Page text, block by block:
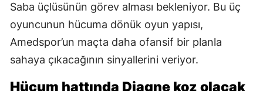
Saba üçlüsünün görev alması bekleniyor. Bu üç
oyuncunun hücuma dönük oyun yapısı,
Amedspor’un maçta daha ofansif bir planla
sahaya çıkacağının sinyallerini veriyor.
Hücum hattında Diagne koz olacak